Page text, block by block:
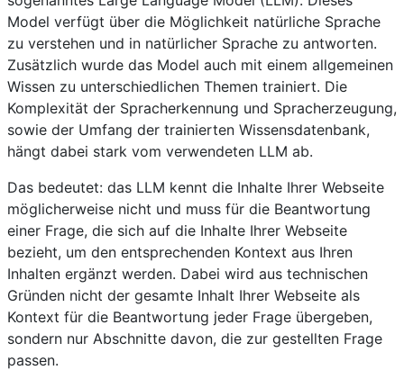
Model verfügt über die Möglichkeit natürliche Sprache
zu verstehen und in natürlicher Sprache zu antworten.
Zusätzlich wurde das Model auch mit einem allgemeinen
Wissen zu unterschiedlichen Themen trainiert. Die
Komplexität der Spracherkennung und Spracherzeugung,
sowie der Umfang der trainierten Wissensdatenbank,
hängt dabei stark vom verwendeten LLM ab.
Das bedeutet: das LLM kennt die Inhalte Ihrer Webseite
möglicherweise nicht und muss für die Beantwortung
einer Frage, die sich auf die Inhalte Ihrer Webseite
bezieht, um den entsprechenden Kontext aus Ihren
Inhalten ergänzt werden. Dabei wird aus technischen
Gründen nicht der gesamte Inhalt Ihrer Webseite als
Kontext für die Beantwortung jeder Frage übergeben,
sondern nur Abschnitte davon, die zur gestellten Frage
passen.